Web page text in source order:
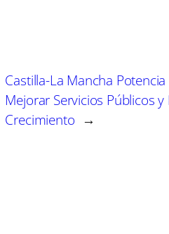
Castilla-La Mancha
Mejorar Servicios Públicos
Crecimiento →